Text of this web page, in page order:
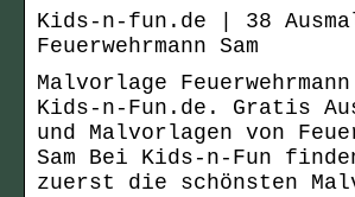
Kids-n-fun.de | 38
Feuerwehrmann Sam
Malvorlage
Kids-n-Fun.de. Gratis
und Malvorlagen von
Sam Bei Kids-n-Fun
zuerst die schönsten